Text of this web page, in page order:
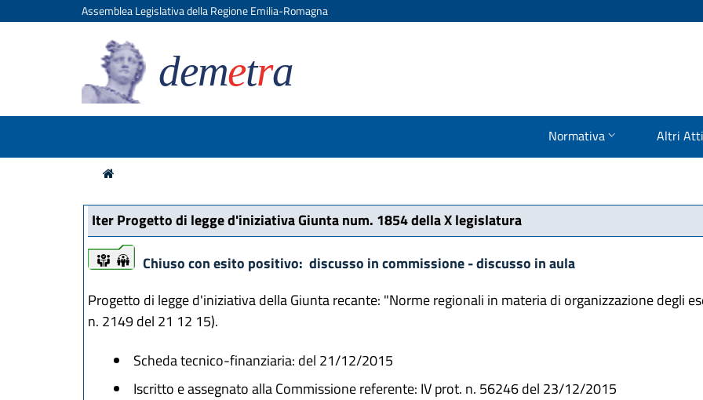
Assemblea Legislativa della Regione Emilia-Romagna
demetra
Normativa Altri Atti
Iter Progetto di legge d'iniziativa Giunta num. 1854 della X legislatura
Chiuso con esito positivo: discusso in commissione - discusso in aula
Progetto di legge d'iniziativa della Giunta recante: "Norme regionali in materia di organizzazione degli
n. 2149 del 21 12 15).
Scheda tecnico-finanziaria: del 21/12/2015
Iscritto e assegnato alla Commissione referente: IV prot. n. 56246 del 23/12/2015